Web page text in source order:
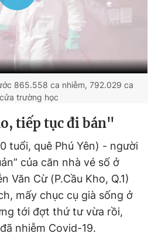
865.558 ca nhiễm, 792.029 ca
trường học
tiếp tục đi bán"
tuổi, quê Phú Yên) - người
của căn nhà vé số ở
Văn Cừ (P.Cầu Kho, Q.1)
mấy chục cụ già sống ở
tới đợt thứ tư vừa rồi,
nhiễm Covid-19.